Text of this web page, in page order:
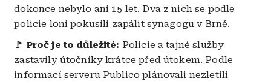
dokonce nebylo ani 15 let. Dva z nich se podle
policie loni pokusili zapálit synagogu v Brně.
🚩 Proč je to důležité: Policie a tajné služby
zastavily útočníky krátce před útokem. Podle
informací serveru Publico plánovali nezletilí